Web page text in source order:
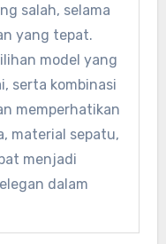
salah, selama
yang tepat.
model yang
serta kombinasi
memperhatikan
material sepatu,
menjadi
dalam